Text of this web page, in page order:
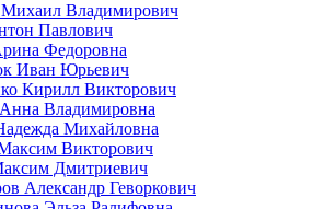
Владимирович
Павлович
Федоровна
Иван Юрьевич
Кирилл Викторович
Владимировна
Михайловна
Викторович
Дмитриевич
Александр Геворкович